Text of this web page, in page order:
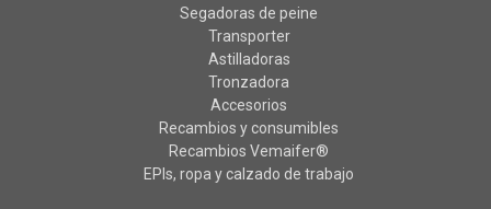
Segadoras de peine
Transporter
Astilladoras
Tronzadora
Accesorios
Recambios y consumibles
Recambios Vemaifer®
EPIs, ropa y calzado de trabajo